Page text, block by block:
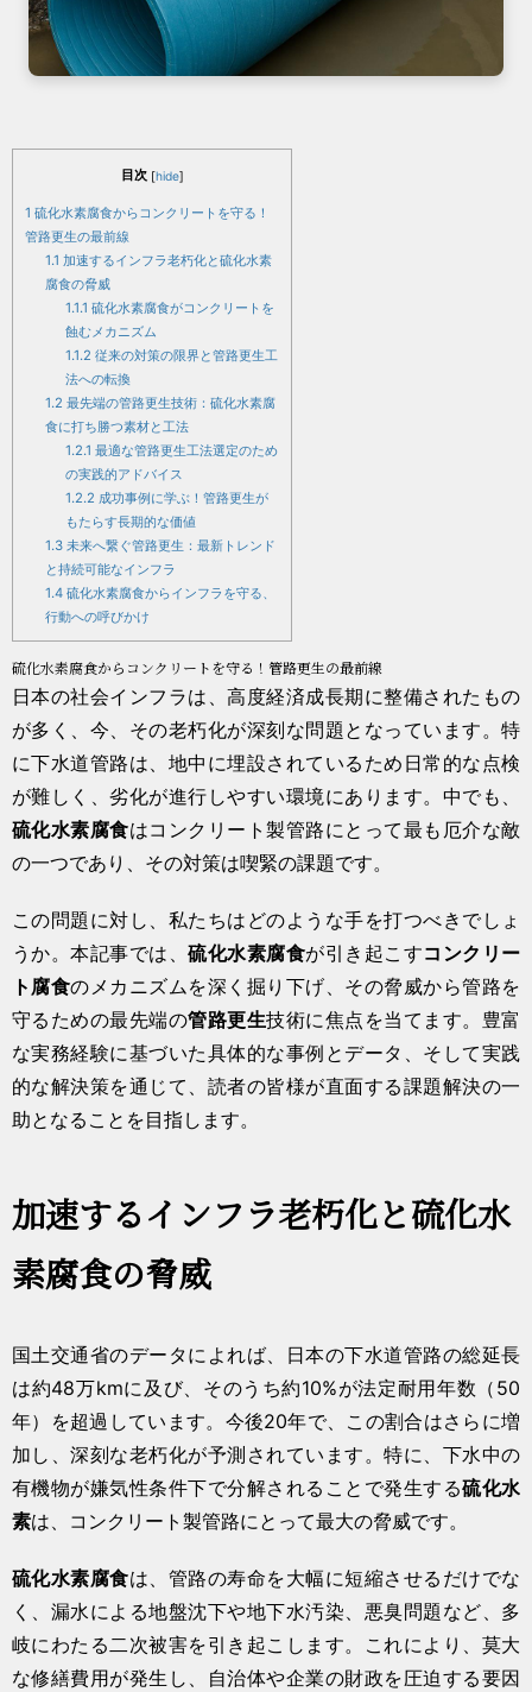
目次 [hide]
1 硫化水素腐食からコンクリートを守る！
管路更生の最前線
1.1 加速するインフラ老朽化と硫化水素
腐食の脅威
1.1.1 硫化水素腐食がコンクリートを
蝕むメカニズム
1.1.2 従来の対策の限界と管路更生工
法への転換
1.2 最先端の管路更生技術：硫化水素腐
食に打ち勝つ素材と工法
1.2.1 最適な管路更生工法選定のため
の実践的アドバイス
1.2.2 成功事例に学ぶ！管路更生が
もたらす長期的な価値
1.3 未来へ繋ぐ管路更生：最新トレンド
と持続可能なインフラ
1.4 硫化水素腐食からインフラを守る、
行動への呼びかけ
硫化水素腐食からコンクリートを守る！管路更生の最前線
日本の社会インフラは、高度経済成長期に整備されたもの
が多く、今、その老朽化が深刻な問題となっています。特
に下水道管路は、地中に埋設されているため日常的な点検
が難しく、劣化が進行しやすい環境にあります。中でも、
硫化水素腐食はコンクリート製管路にとって最も厄介な敵
の一つであり、その対策は喫緊の課題です。
この問題に対し、私たちはどのような手を打つべきでしょ
うか。本記事では、硫化水素腐食が引き起こすコンクリー
ト腐食のメカニズムを深く掘り下げ、その脅威から管路を
守るための最先端の管路更生技術に焦点を当てます。豊富
な実務経験に基づいた具体的な事例とデータ、そして実践
的な解決策を通じて、読者の皆様が直面する課題解決の一
助となることを目指します。
加速するインフラ老朽化と硫化水
素腐食の脅威
国土交通省のデータによれば、日本の下水道管路の総延長
は約48万kmに及び、そのうち約10%が法定耐用年数（50
年）を超過しています。今後20年で、この割合はさらに増
加し、深刻な老朽化が予測されています。特に、下水中の
有機物が嫌気性条件下で分解されることで発生する硫化水
素は、コンクリート製管路にとって最大の脅威です。
硫化水素腐食は、管路の寿命を大幅に短縮させるだけでな
く、漏水による地盤沈下や地下水汚染、悪臭問題など、多
岐にわたる二次被害を引き起こします。これにより、莫大
な修繕費用が発生し、自治体や企業の財政を圧迫する要因